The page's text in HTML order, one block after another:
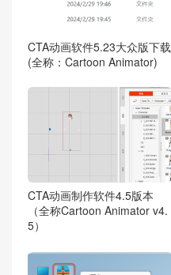
CTA动画软件5.23大众版下载
(全称：Cartoon Animator)
CTA动画制作软件4.5版本
（全称Cartoon Animator v4.
5）